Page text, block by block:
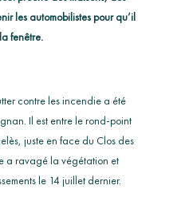
les automobilistes pour qu’il
fenêtre.
contre les incendie a été
Il est entre le rond-point
juste en face du Clos des
a ravagé la végétation et
le 14 juillet dernier.